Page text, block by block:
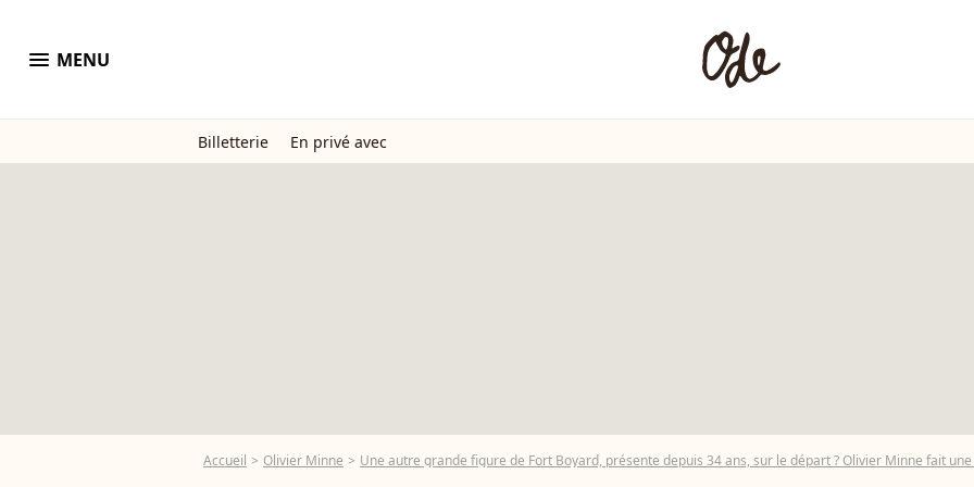
menu MENU
Billetterie En privé avec
Accueil Olivier Minne Une autre grande figure de Fort Boyard, présente depuis 34 ans, sur le départ ? Olivier Minne fait